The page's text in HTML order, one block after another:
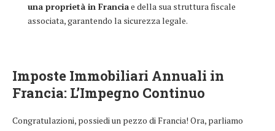
una proprietà in Franciae della sua struttura fiscale
associata, garantendo la sicurezza legale.
Imposte Immobiliari Annuali in
Francia: L’Impegno Continuo
Congratulazioni, possiedi un pezzo di Francia! Ora, parliamo